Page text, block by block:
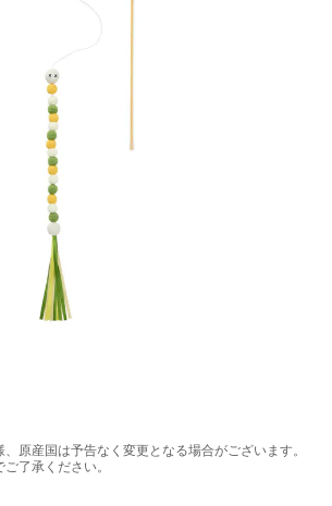
原産国は予告なく変更となる場合がございます。
了承ください。